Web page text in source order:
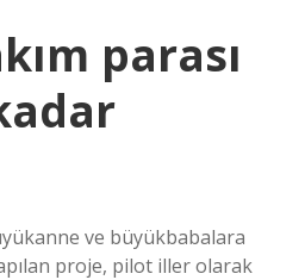
parası
ve büyükbabalara
proje, pilot iller olarak